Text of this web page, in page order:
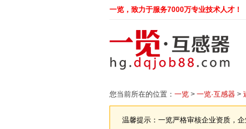
一览，致力于服务7000万专业技术人才！
您当前所在的位置： 一览 > 一览·互感器 >
温馨提示：一览严格审核企业资质，